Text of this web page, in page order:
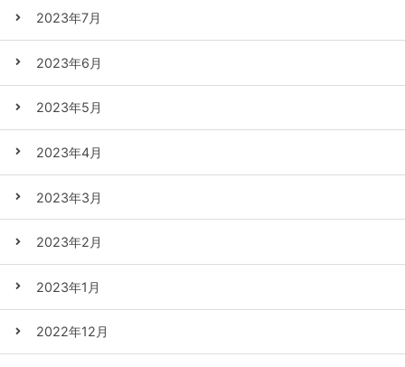
2023年7月
2023年6月
2023年5月
2023年4月
2023年3月
2023年2月
2023年1月
2022年12月